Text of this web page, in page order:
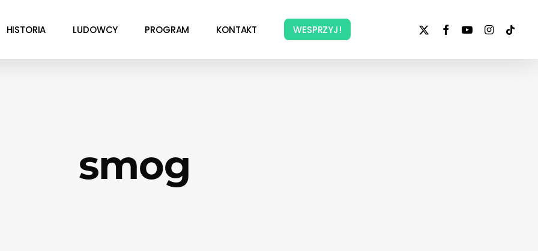
HISTORIA LUDOWCY PROGRAM KONTAKT WESPRZYJ!
x-
facebookyoutubeinstagram
tiktok
smog